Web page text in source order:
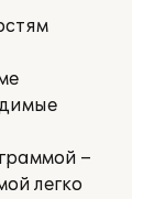
–
легко